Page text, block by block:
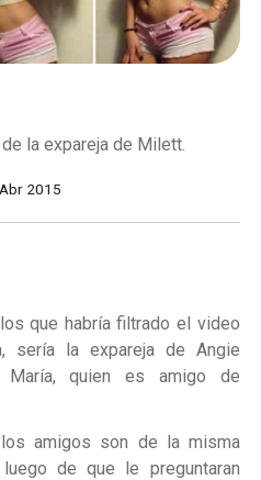
la expareja de Milett.
2015
que habría filtrado el video
sería la expareja de Angie
María, quien es amigo de
amigos son de la misma
de que le preguntaran